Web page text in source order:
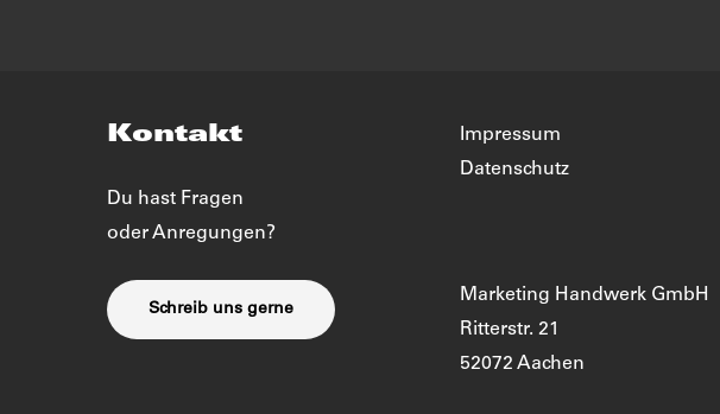
Kontakt
Du hast Fragen
oder Anregungen?
Schreib uns gerne
Impressum
Datenschutz
Marketing Handwerk GmbH
Ritterstr. 21
52072 Aachen